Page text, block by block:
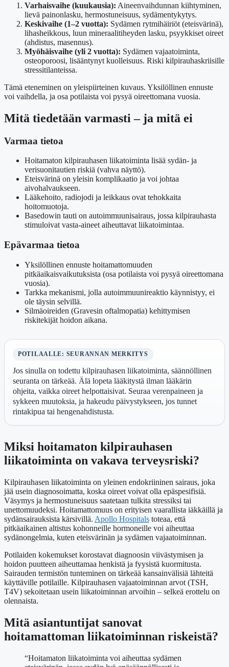
Varhaisvaihe (kuukausia): Aineenvaihdunnan kiihtyminen,
lievä painonlasku, hermostuneisuus, sydämentykytys.
Keskivaihe (1–2 vuotta): Sydämen rytmihäiriöt (eteisvärinä),
lihasheikkous, luun mineraalitiheyden lasku, psyykkiset oireet
(ahdistus, masennus).
Myöhäisvaihe (yli 2 vuotta): Sydämen vajaatoiminta,
osteoporoosi, lisääntynyt kuolleisuus. Riski kilpirauhaskriisille
stressitilanteissa.
Tämä eteneminen on yleispiirteinen kuvaus. Yksilöllinen ennuste
voi vaihdella, ja osa potilaista voi pysyä oireettomana vuosia.
Mitä tiedetään varmasti – ja mitä ei
Varmaa tietoa
Hoitamaton kilpirauhasen liikatoiminta lisää sydän- ja
verisuonitautien riskiä (vahva näyttö).
Eteisvärinä on yleisin komplikaatio ja voi johtaa
aivohalvaukseen.
Lääkehoito, radiojodi ja leikkaus ovat tehokkaita
hoitomuotoja.
Basedowin tauti on autoimmuunisairaus, jossa kilpirauhasta
stimuloivat vasta-aineet aiheuttavat liikatoimintaa.
Epävarmaa tietoa
Yksilöllinen ennuste hoitamattomuuden
pitkäaikaisvaikutuksista (osa potilaista voi pysyä oireettomana
vuosia).
Tarkka mekanismi, jolla autoimmuunireaktio käynnistyy, ei
ole täysin selvillä.
Silmäoireiden (Gravesin oftalmopatia) kehittymisen
riskitekijät hoidon aikana.
POTILAALLE: SEURANNAN MERKITYS
Jos sinulla on todettu kilpirauhasen liikatoiminta, säännöllinen
seuranta on tärkeää. Älä lopeta lääkitystä ilman lääkärin
ohjeita, vaikka oireet helpottaisivat. Seuraa verenpaineen ja
sykkeen muutoksia, ja hakeudu päivystykseen, jos tunnet
rintakipua tai hengenahdistusta.
Miksi hoitamaton kilpirauhasen
liikatoiminta on vakava terveysriski?
Kilpirauhasen liikatoiminta on yleinen endokriininen sairaus, joka
jää usein diagnosoimatta, koska oireet voivat olla epäspesifisiä.
Väsymys ja hermostuneisuus saatetaan tulkita stressiksi tai
unettomuudeksi. Hoitamattomuus on erityisen vaarallista iäkkäillä ja
sydänsairauksista kärsivillä. Apollo Hospitals toteaa, että
pitkäaikainen altistus kohonneille hormoneille voi aiheuttaa
sydänongelmia, kuten eteisvärinän ja sydämen vajaatoiminnan.
Potilaiden kokemukset korostavat diagnoosin viivästymisen ja
hoidon puutteen aiheuttamaa henkistä ja fyysistä kuormitusta.
Sairauden termistön tunteminen on tärkeää kansainvälisiä lähteitä
käyttäville potilaille. Kilpirauhasen vajaatoiminnan arvot (TSH,
T4V) sekoitetaan usein liikatoiminnan arvoihin – selkeä erottelu on
olennaista.
Mitä asiantuntijat sanovat
hoitamattoman liikatoiminnan riskeistä?
“Hoitamaton liikatoiminta voi aiheuttaa sydämen